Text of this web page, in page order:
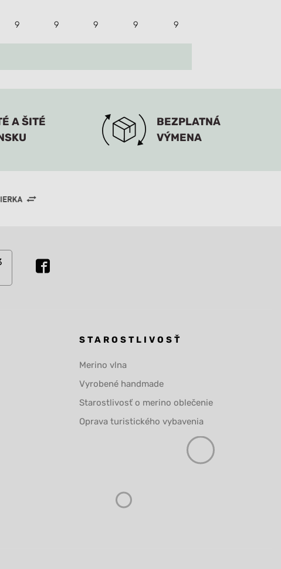
9 9 9 9 9
A ŠITÉ
BEZPLATNÁ
VÝMENA
STAROSTLIVOSŤ
Merino vlna
Vyrobené handmade
Starostlivosť o merino oblečenie
Oprava turistického vybavenia